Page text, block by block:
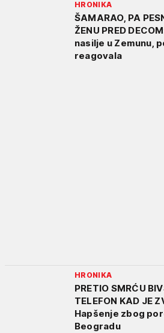
HRONIKA
ŠAMARAO, PA
ŽENU PRED
nasilje u Zemunu,
reagovala
HRONIKA
PRETIO SMRĆU
TELEFON KAD JE
Hapšenje zbog
Beogradu